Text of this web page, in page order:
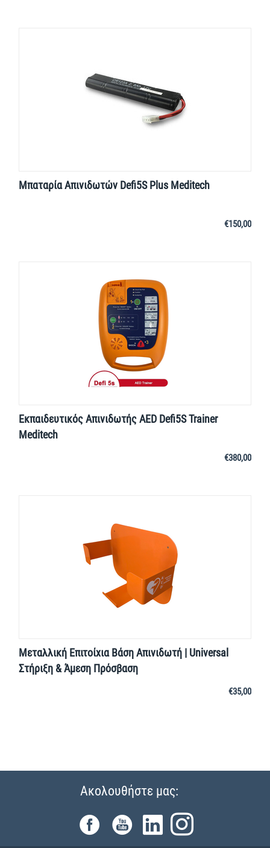
Μπαταρία Απινιδωτών Defi5S Plus Meditech
€150,00
Εκπαιδευτικός Απινιδωτής AED Defi5S Trainer
Meditech
€380,00
Μεταλλική Επιτοίχια Βάση Απινιδωτή | Universal
Στήριξη & Άμεση Πρόσβαση
€35,00
Ακολουθήστε μας: